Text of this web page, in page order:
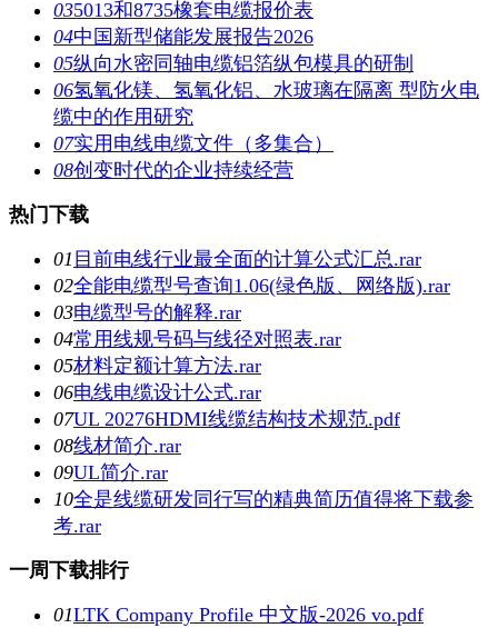
035013和8735橡套电缆报价表
04中国新型储能发展报告2026
05纵向水密同轴电缆铝箔纵包模具的研制
06氢氧化镁、氢氧化铝、水玻璃在隔离 型防火电
缆中的作用研究
07实用电线电缆文件（多集合）
08创变时代的企业持续经营
热门下载
01 目前电线行业最全面的计算公式汇总.rar
02全能电缆型号查询1.06(绿色版、网络版).rar
03电缆型号的解释.rar
04常用线规号码与线径对照表.rar
05材料定额计算方法.rar
06电线电缆设计公式.rar
07UL 20276HDMI线缆结构技术规范.pdf
08线材简介.rar
09UL简介.rar
10全是线缆研发同行写的精典简历值得将下载参
考.rar
一周下载排行
01LTK Company Profile 中文版-2026 vo.pdf